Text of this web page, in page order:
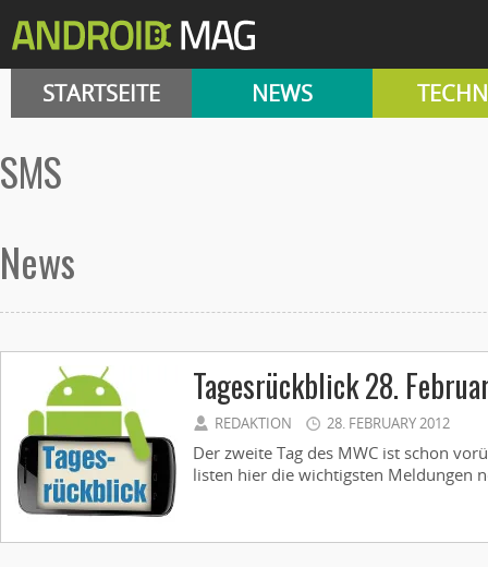
STARTSEITE NEWS
SMS
News
Tagesrückblick 28.
REDAKTION 28. FEBRUARY 2012
Der zweite Tag des MWC ist schon
listen hier die wichtigsten Meldungen